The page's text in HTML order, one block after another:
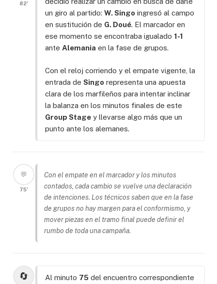
82'
un giro al partido: W. Singo ingresó al campo
en sustitución de G. Doué. El marcador en
ese momento se encontraba igualado 1-1
ante Alemania en la fase de grupos.
Con el reloj corriendo y el empate vigente, la
entrada de Singo representa una apuesta
clara de los marfileños para intentar inclinar
la balanza en los minutos finales de este
Group Stage y llevarse algo más que un
punto ante los alemanes.
💬
75'
Con el empate en el marcador y los minutos
contados, cada cambio se vuelve una declaración
de intenciones. Los técnicos saben que en la fase
de grupos no hay margen para el conformismo, y
mover piezas en el tramo final puede definir el
rumbo de toda una campaña.
🔄 Al minuto 75 del encuentro correspondiente